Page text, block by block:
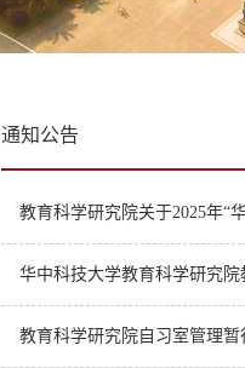
通知公告
教育科学研究院关于2025年“
华中科技大学教育科学研究
教育科学研究院自习室管理暂